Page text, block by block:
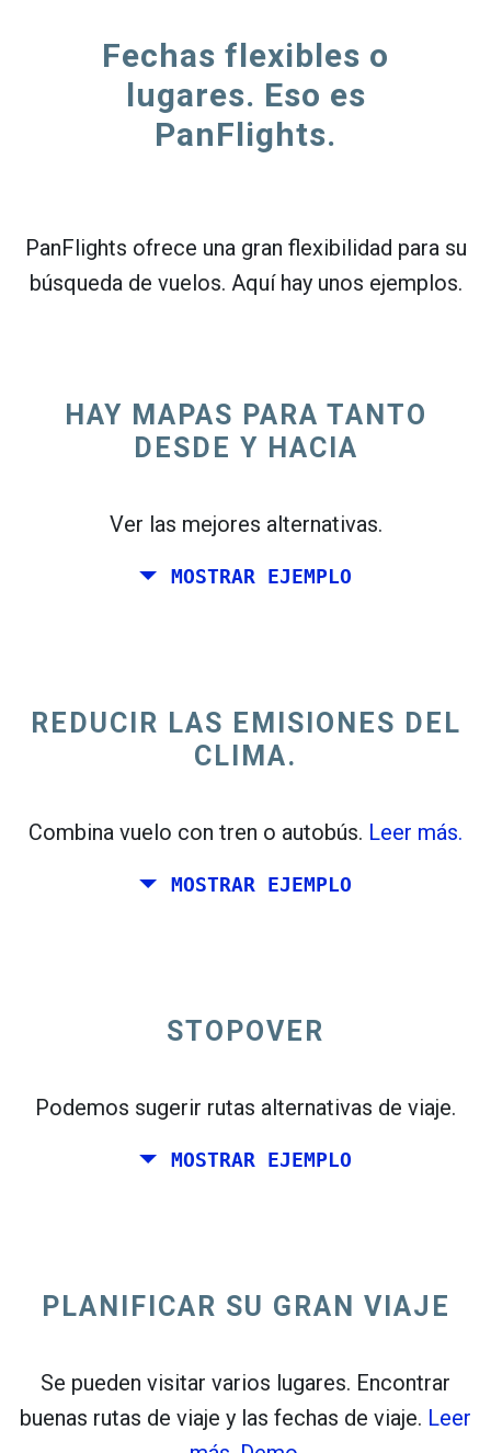
Fechas flexibles o
lugares. Eso es
PanFlights.
PanFlights ofrece una gran flexibilidad para su
búsqueda de vuelos. Aquí hay unos ejemplos.
HAY MAPAS PARA TANTO
DESDE Y HACIA
Ver las mejores alternativas.
MOSTRAR EJEMPLO
Encontrado previamente. Haga clic enflight_takeoffpara
REDUCIR LAS EMISIONES DEL
CLIMA.
Combina vuelo con tren o autobús. Leer más.
MOSTRAR EJEMPLO
Elige fechas exactas para Ida y vuelta o Solo ida
Prueba esto open_in_new
STOPOVER
Podemos sugerir rutas alternativas de viaje.
MOSTRAR EJEMPLO
PLANIFICAR SU GRAN VIAJE
Se pueden visitar varios lugares. Encontrar
buenas rutas de viaje y las fechas de viaje. Leer